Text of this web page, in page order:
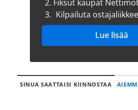
2. Fiksut kaupat
3. Kilpailuta
Lue lisää
SINUA SAATTAISI KIINNOSTAA